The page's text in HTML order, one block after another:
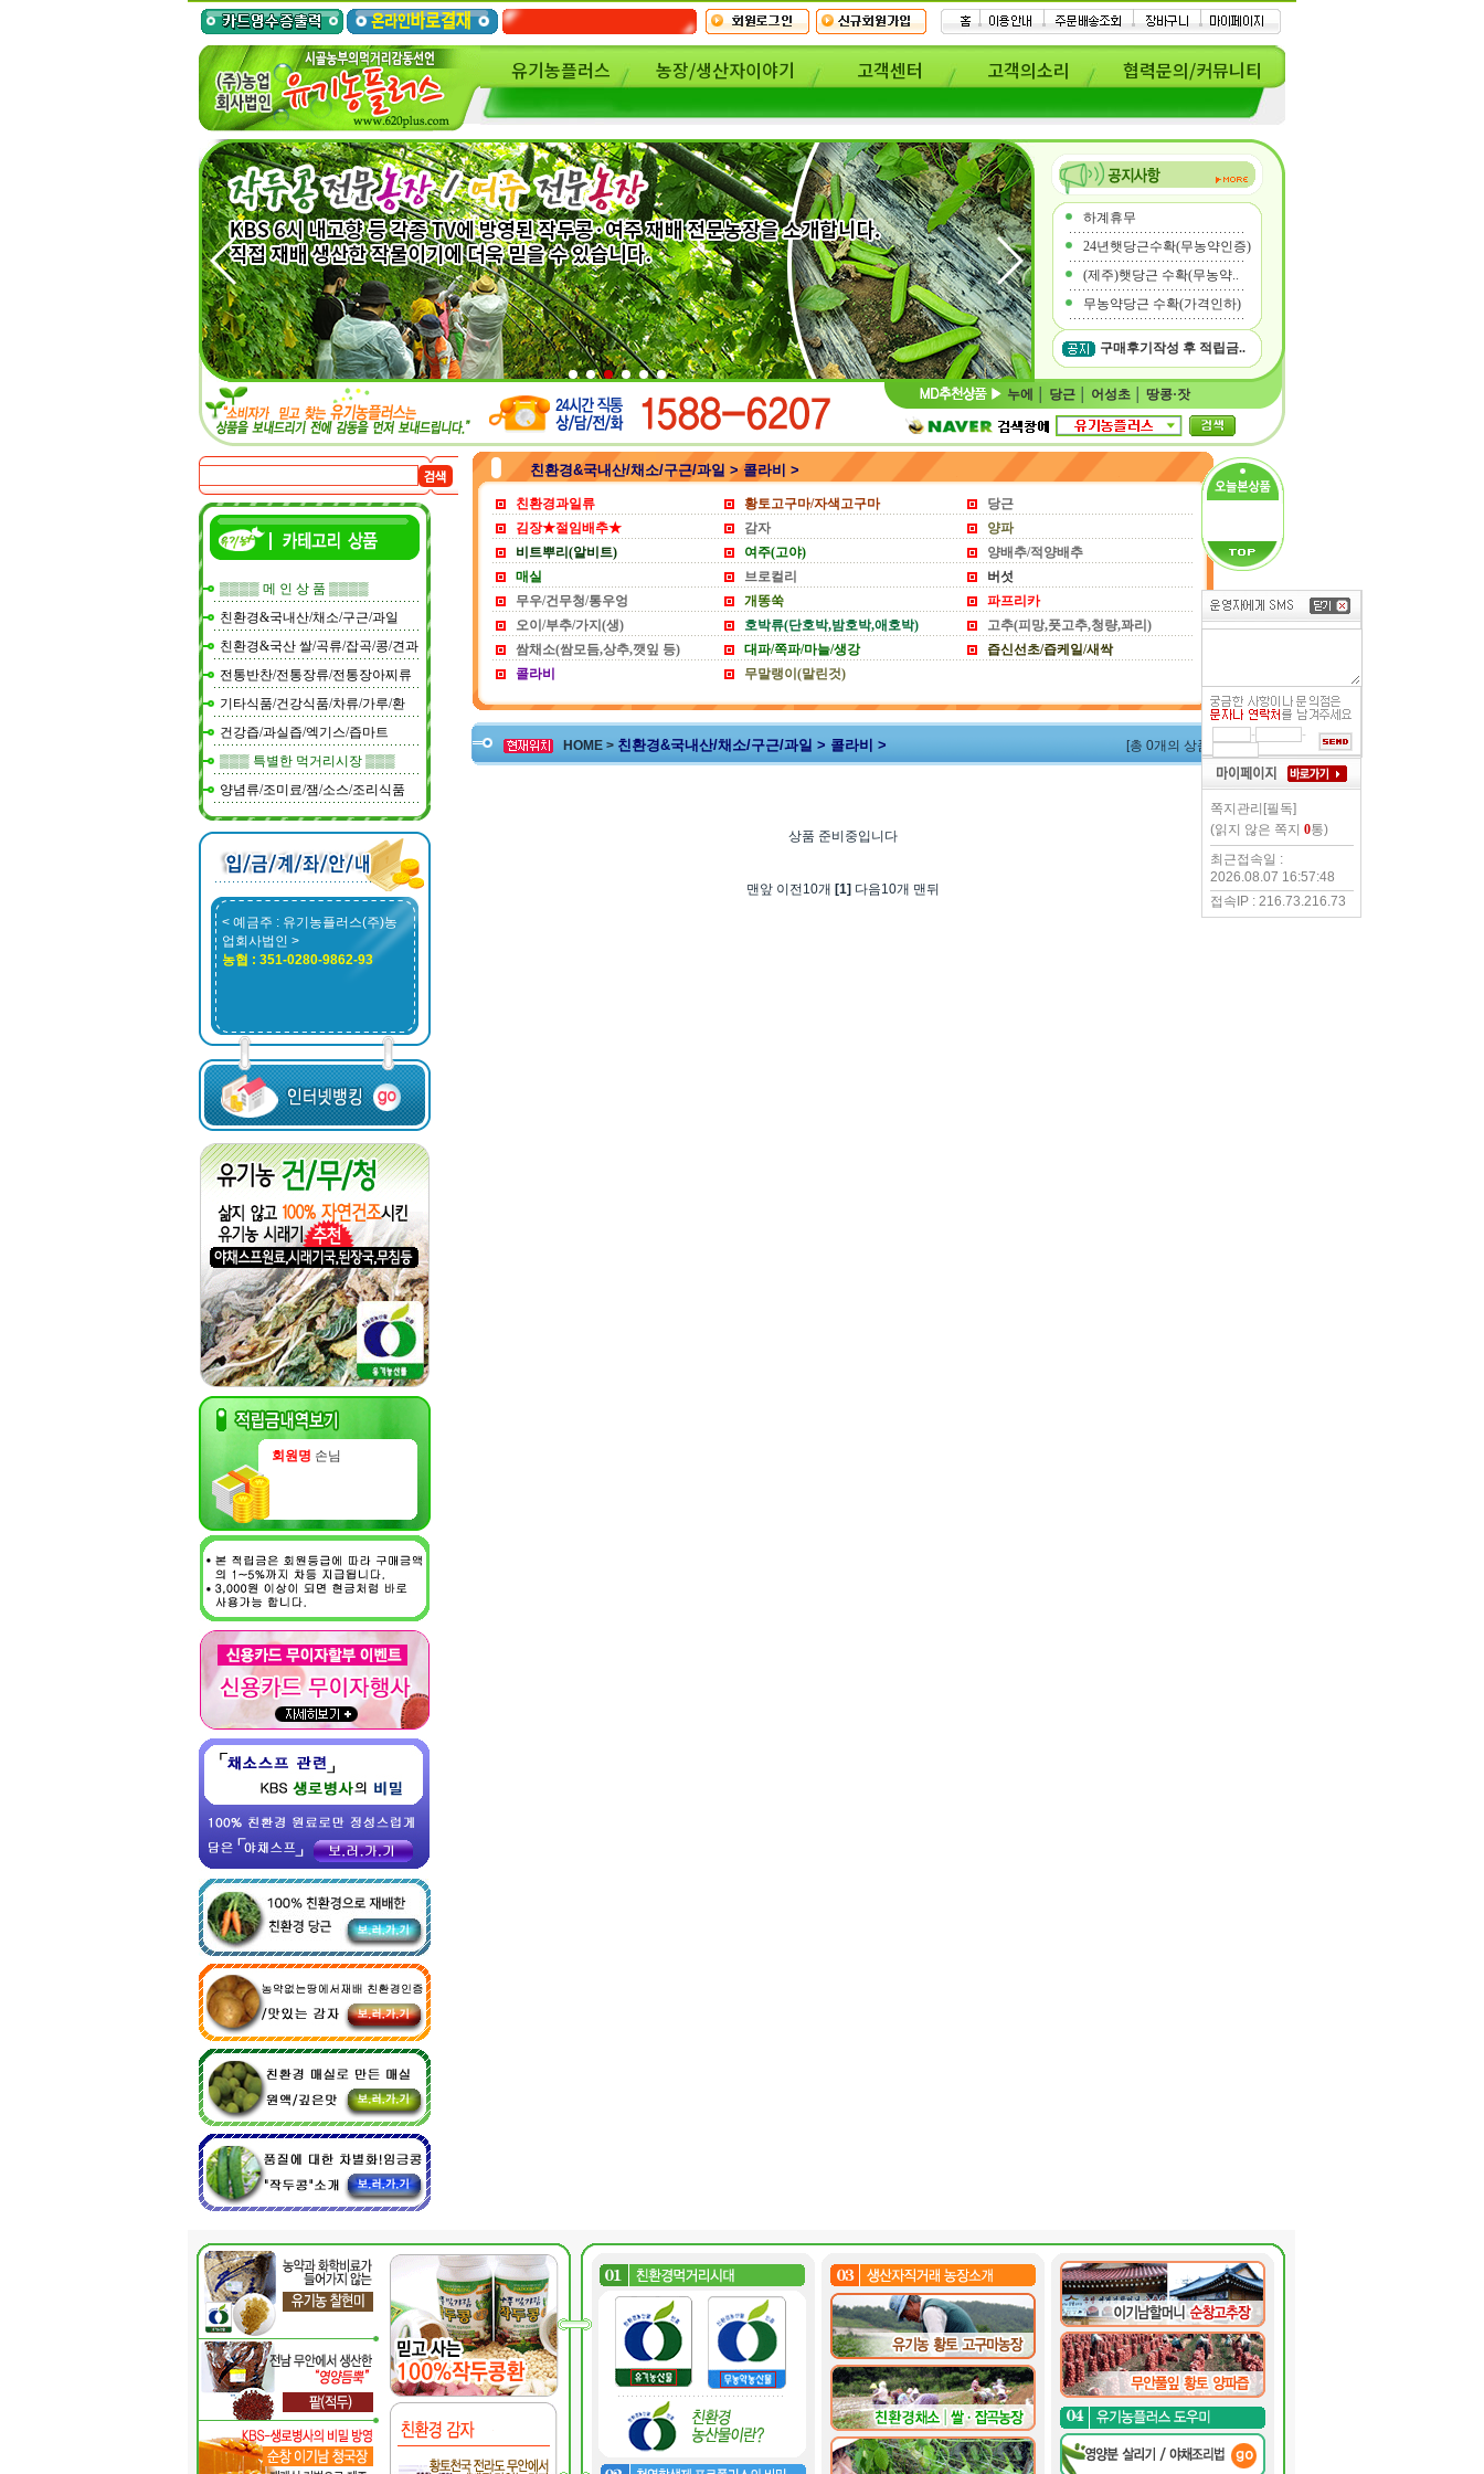
유기농플러스 농장/생산자이야기 고객센터 고객의소리 협력문의/커뮤니티
하계휴무
24년햇당근수확(무농약인증)
(제주)햇당근 수확(무농약..
무농약당근 수확(가격인하)
구매후기작성 후 적립금..
누에 당근 어성초 땅콩·잣
▒▒▒▒ 메 인 상 품 ▒▒▒▒
친환경&국내산/채소/구근/과일
친환경&국산 쌀/곡류/잡곡/콩/견과
전통반찬/전통장류/전통장아찌류
기타식품/건강식품/차류/가루/환
건강즙/과실즙/엑기스/즙마트
▒▒▒ 특별한 먹거리시장 ▒▒▒
양념류/조미료/잼/소스/조리식품
< 예금주 : 유기농플러스(주)농
업회사법인 >
농협 : 351-0280-9862-93
회원명 손님
친환경&국내산/채소/구근/과일 > 콜라비 >
친환경과일류 황토고구마/자색고구마
당근
김장★절임배추★
감자
양파
비트뿌리(알비트)
여주(고야)
양배추/적양배추
매실
브로컬리
버섯
무우/건무청/통우엉
개똥쑥
파프리카
오이/부추/가지(생)
호박류(단호박,밤호박,애호박)
고추(피망,풋고추,청량,꽈리)
쌈채소(쌈모듬,상추,깻잎 등)
대파/쪽파/마늘/생강
즙신선초/즙케일/새싹
콜라비
무말랭이(말린것)
HOME > 친환경&국내산/채소/구근/과일 > 콜라비 > [총 0개의 상품]
상품 준비중입니다
맨앞 이전10개 [1] 다음10개 맨뒤
- -
쪽지관리[필독]
(읽지 않은 쪽지 0통)
최근접속일 :
2026.08.07 16:57:48
접속IP : 216.73.216.73